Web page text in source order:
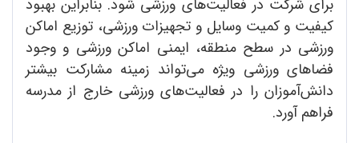
برای شرکت در فعالیت‌های ورزشی شود. بنابراین بهبود
کیفیت و کمیت وسایل و تجهیزات ورزشی، توزیع اماکن
ورزشی در سطح منطقه، ایمنی اماکن ورزشی و وجود
فضاهای ورزشی ویژه می‌تواند زمینه مشارکت بیشتر
دانش‌آموزان را در فعالیت‌های ورزشی خارج از مدرسه
فراهم آورد.